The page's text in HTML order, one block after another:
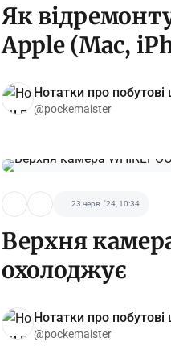
Як
Apple (Mac,
Нотатки про побутові
@pockemaister
23 черв. '24, 10:34
Верхня
охолоджує
Нотатки про побутові
@pockemaister